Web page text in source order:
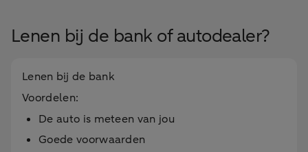
Lenen bij de bank of autodealer?
Lenen bij de bank
Voordelen:
De auto is meteen van jou
Goede voorwaarden